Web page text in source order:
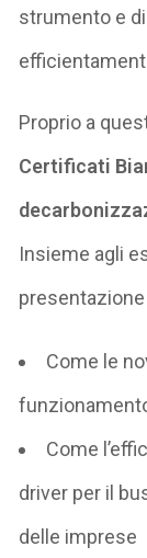
strumento e
Proprio a
Certificati
Insieme agli
Come le
Come
driver per il
delle imprese